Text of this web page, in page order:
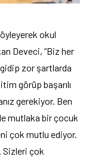
okul
Deveci, “Biz her
zor şartlarda
görüp başarılı
gerekiyor. Ben
mutlaka bir çocuk
çok mutlu ediyor.
Sizleri çok